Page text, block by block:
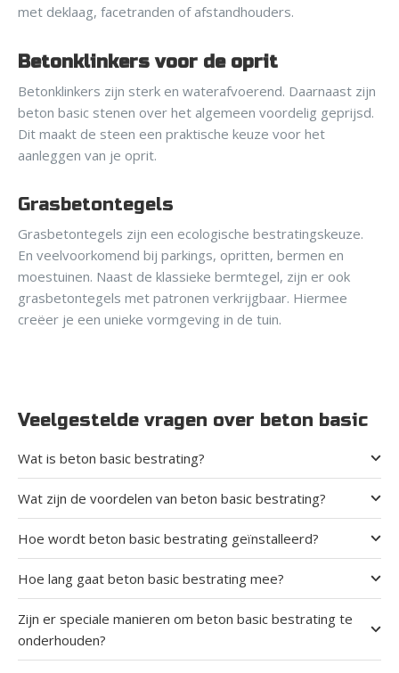
met deklaag, facetranden of afstandhouders.
Betonklinkers voor de oprit
Betonklinkers zijn sterk en waterafvoerend. Daarnaast zijn
beton basic stenen over het algemeen voordelig geprijsd.
Dit maakt de steen een praktische keuze voor het
aanleggen van je oprit.
Grasbetontegels
Grasbetontegels zijn een ecologische bestratingskeuze.
En veelvoorkomend bij parkings, opritten, bermen en
moestuinen. Naast de klassieke bermtegel, zijn er ook
grasbetontegels met patronen verkrijgbaar. Hiermee
creëer je een unieke vormgeving in de tuin.
Veelgestelde vragen over beton basic
Wat is beton basic bestrating?
Wat zijn de voordelen van beton basic bestrating?
Hoe wordt beton basic bestrating geïnstalleerd?
Hoe lang gaat beton basic bestrating mee?
Zijn er speciale manieren om beton basic bestrating te
onderhouden?